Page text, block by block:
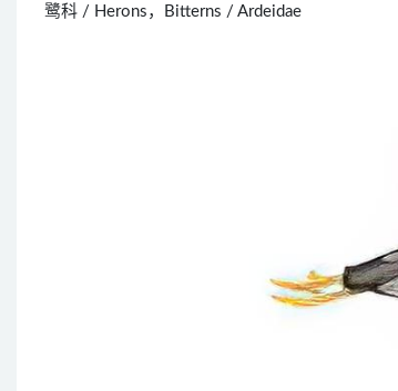
鹭科 / Herons，Bitterns / Ardeidae